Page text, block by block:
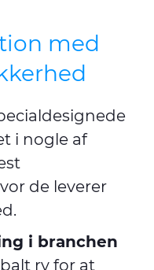
med
i nogle af
de leverer
i branchen
ry for at